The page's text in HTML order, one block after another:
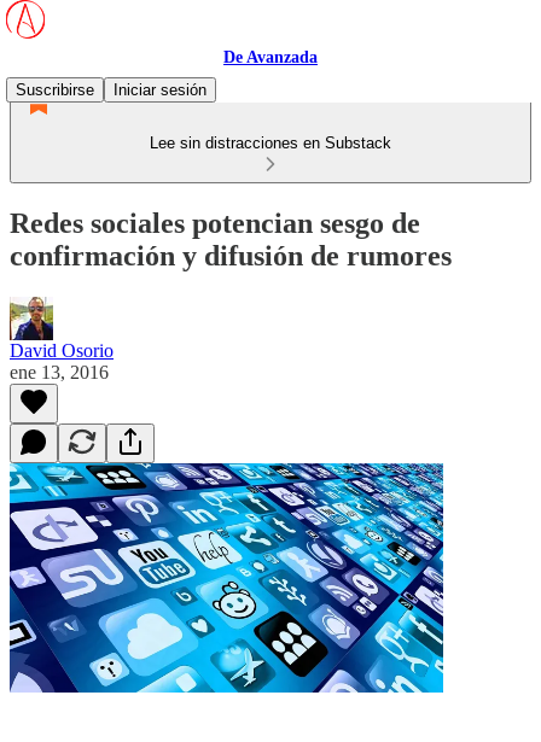
De Avanzada
Suscribirse
Iniciar sesión
Lee sin distracciones en Substack
Redes sociales potencian sesgo de
confirmación y difusión de rumores
David Osorio
ene 13, 2016